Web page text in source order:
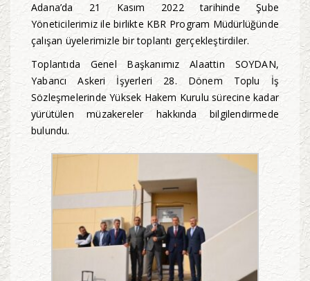
Adana’da 21 Kasım 2022 tarihinde Şube
Yöneticilerimiz ile birlikte KBR Program Müdürlüğünde
çalışan üyelerimizle bir toplantı gerçekleştirdiler.
Toplantıda Genel Başkanımız Alaattin SOYDAN,
Yabancı Askeri İşyerleri 28. Dönem Toplu İş
Sözleşmelerinde Yüksek Hakem Kurulu sürecine kadar
yürütülen müzakereler hakkında bilgilendirmede
bulundu.